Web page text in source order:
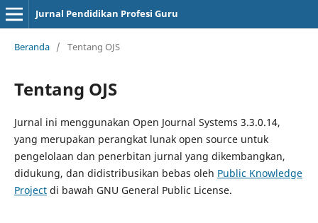
Jurnal Pendidikan Profesi Guru
Beranda / Tentang OJS
Tentang OJS
Jurnal ini menggunakan Open Journal Systems 3.3.0.14,
yang merupakan perangkat lunak open source untuk
pengelolaan dan penerbitan jurnal yang dikembangkan,
didukung, dan didistribusikan bebas oleh Public Knowledge
Projectdi bawah GNU General Public License.